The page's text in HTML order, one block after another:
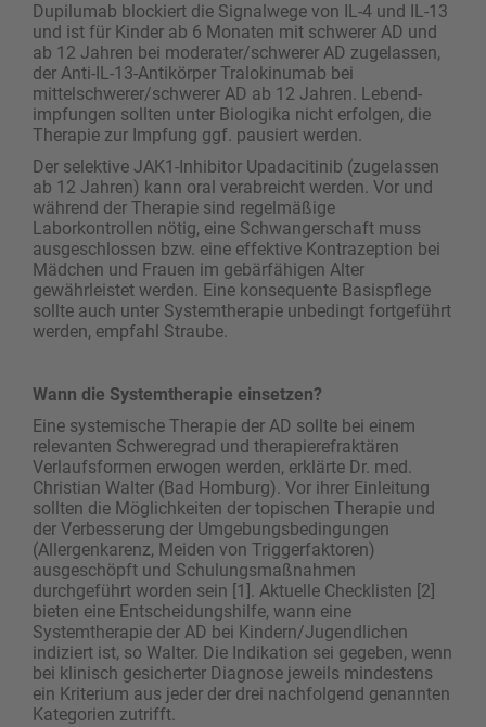
Dupilumab blockiert die Signalwege von IL-4 und IL-13
und ist für Kinder ab 6 Monaten mit schwerer AD und
ab 12 Jahren bei moderater/schwerer AD zugelassen,
der Anti-IL-13-Antikörper Tralokinumab bei
mittelschwerer/schwerer AD ab 12 Jahren. Lebend­
impfungen sollten unter Biologika nicht erfolgen, die
Therapie zur Impfung ggf. pausiert werden.
Der selektive JAK1-Inhibitor Upadacitinib (zugelassen
ab 12 Jahren) kann oral verabreicht werden. Vor und
während der Therapie sind regelmäßige
Laborkontrollen nötig, eine Schwangerschaft muss
ausgeschlossen bzw. eine effektive Kontrazeption bei
Mädchen und Frauen im gebärfähigen Alter
gewährleistet werden. Eine konsequente Basispflege
sollte auch unter Systemtherapie unbedingt fortgeführt
werden, empfahl Straube.
Wann die Systemtherapie einsetzen?
Eine systemische Therapie der AD sollte bei einem
relevanten Schweregrad und therapierefraktären
Verlaufsformen erwogen werden, erklärte Dr. med.
Christian Walter (Bad Homburg). Vor ihrer Einleitung
sollten die Möglichkeiten der topischen Therapie und
der Verbesserung der Umgebungsbedingungen
(Allergenkarenz, Meiden von Triggerfaktoren)
ausgeschöpft und Schulungsmaßnahmen
durchgeführt worden sein [1]. Aktuelle Checklisten [2]
bieten eine Entscheidungshilfe, wann eine
Systemtherapie der AD bei Kindern/Jugendlichen
indiziert ist, so Walter. Die Indikation sei gegeben, wenn
bei klinisch gesicherter Diagnose jeweils mindestens
ein Kriterium aus jeder der drei nachfolgend genannten
Kategorien zutrifft.